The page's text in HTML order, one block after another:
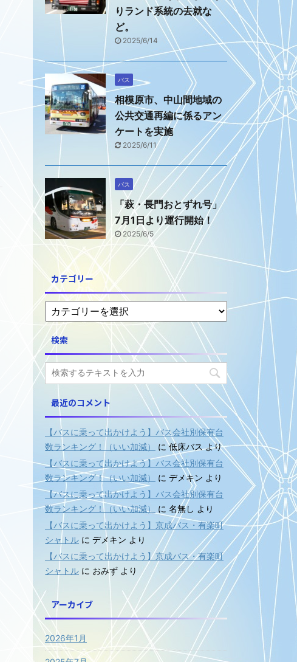
りランド系統の去就な
ど。
2025/6/14
バス
相模原市、中山間地域の
公共交通再編に係るアン
ケートを実施
2025/6/11
バス
「萩・長門おとずれ号」
7月1日より運行開始！
2025/6/5
カテゴリー
検索
最近のコメント
【バスに乗って出かけよう】バス会社別保有台
数ランキング！（いい加減）
に低床バスより
【バスに乗って出かけよう】バス会社別保有台
数ランキング！（いい加減）
に デメキン より
【バスに乗って出かけよう】バス会社別保有台
数ランキング！（いい加減）
に 名無し より
【バスに乗って出かけよう】京成バス・有楽町
シャトル に デメキン より
【バスに乗って出かけよう】京成バス・有楽町
シャトル に おみず より
アーカイブ
2026年1月